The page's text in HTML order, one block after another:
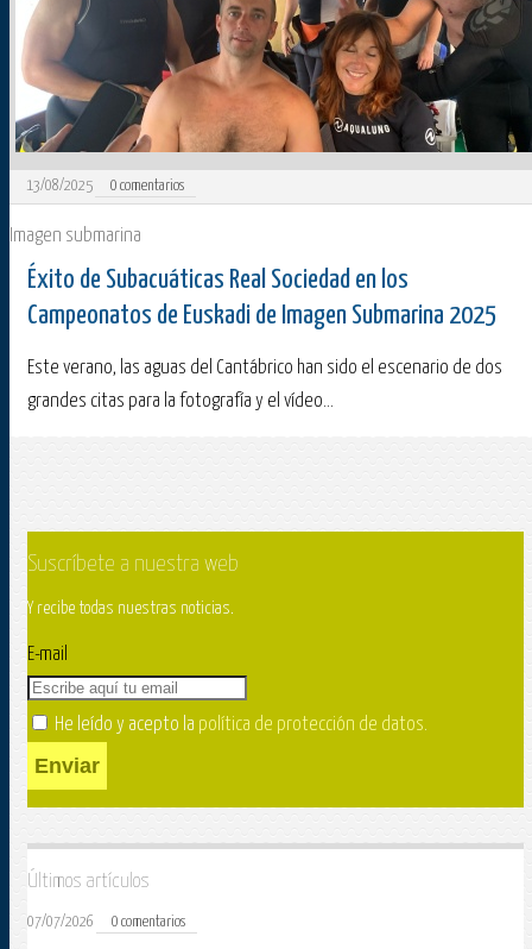
13/08/2025 0 comentarios
Imagen submarina
Éxito de Subacuáticas Real Sociedad en los
Campeonatos de Euskadi de Imagen Submarina 2025
Este verano, las aguas del Cantábrico han sido el escenario de dos
grandes citas para la fotografía y el vídeo...
Suscríbete a nuestra web
Y recibe todas nuestras noticias.
E-mail
He leído y acepto la política de protección de datos.
Enviar
Últimos artículos
07/07/2026 0 comentarios